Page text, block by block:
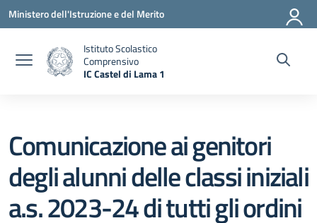
Vai ai contenuti
Vai al menu di navigazione
Vai al footer
Ministero dell'Istruzione e del Merito
Istituto Scolastico
Comprensivo
IC Castel di Lama 1
Comunicazione ai genitori
degli alunni delle classi iniziali
a.s. 2023-24 di tutti gli ordini